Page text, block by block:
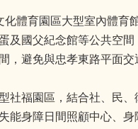
體育園區大型室內體
及國父紀念館等公共空
避免與忠孝東路平面交
社福園區，結合社、民
能身障日間照顧中心、